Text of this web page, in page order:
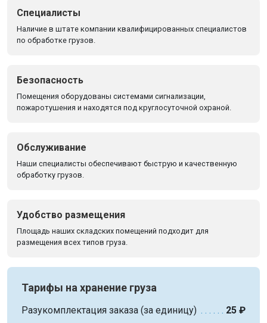
Специалисты
Наличие в штате компании квалифицированных специалистов
по обработке грузов.
Безопасность
Помещения оборудованы системами сигнализации,
пожаротушения и находятся под круглосуточной охраной.
Обслуживание
Наши специалисты обеспечивают быструю и качественную
обработку грузов.
Удобство размещения
Площадь наших складских помещений подходит для
размещения всех типов груза.
Тарифы на хранение груза
Разукомплектация заказа (за единицу)
25 ₽